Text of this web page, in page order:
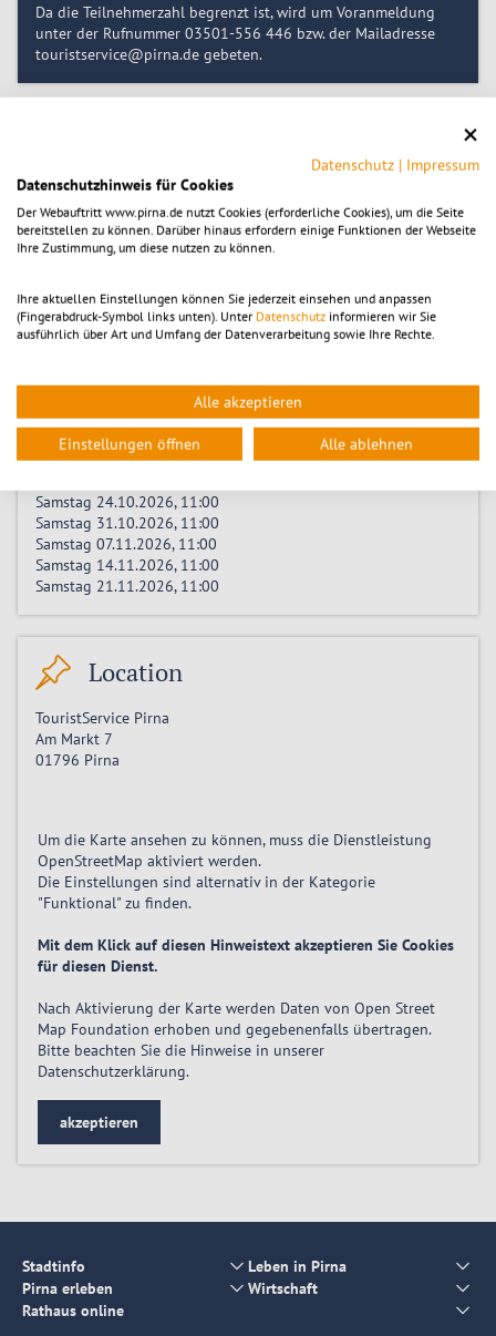
Da die Teilnehmerzahl begrenzt ist, wird um Voranmeldung
unter der Rufnummer 03501-556 446 bzw. der Mailadresse
touristservice@pirna.de gebeten.
Samstag 11.07.2026, 11:00-12:30
Samstag 18.07.2026, 11:00
Samstag 25.07.2026, 11:00
Samstag 01.08.2026, 11:00
Samstag 15.08.2026, 11:00
Samstag 22.08.2026, 11:00
Samstag 29.08.2026, 11:00
Samstag 19.09.2026, 11:00
Samstag 26.09.2026, 11:00
Samstag 03.10.2026, 11:00
Samstag 10.10.2026, 11:00
Samstag 24.10.2026, 11:00
Samstag 31.10.2026, 11:00
Samstag 07.11.2026, 11:00
Samstag 14.11.2026, 11:00
Samstag 21.11.2026, 11:00
Location
TouristService Pirna
Am Markt 7
01796 Pirna
Um die Karte ansehen zu können, muss die Dienstleistung
OpenStreetMap aktiviert werden.
Die Einstellungen sind alternativ in der Kategorie
"Funktional" zu finden.
Mit dem Klick auf diesen Hinweistext akzeptieren Sie Cookies
für diesen Dienst.
Nach Aktivierung der Karte werden Daten von Open Street
Map Foundation erhoben und gegebenenfalls übertragen.
Bitte beachten Sie die Hinweise in unserer
Datenschutzerklärung.
akzeptieren
Stadtinfo
Leben in Pirna
Pirna erleben
Wirtschaft
Rathaus online
Datenschutz | Impressum
Datenschutzhinweis für Cookies
Der Webauftritt www.pirna.de nutzt Cookies (erforderliche Cookies), um die Seite
bereitstellen zu können. Darüber hinaus erfordern einige Funktionen der Webseite
Ihre Zustimmung, um diese nutzen zu können.
Ihre aktuellen Einstellungen können Sie jederzeit einsehen und anpassen
(Fingerabdruck-Symbol links unten). Unter Datenschutz informieren wir Sie
ausführlich über Art und Umfang der Datenverarbeitung sowie Ihre Rechte.
Alle akzeptieren
Einstellungen öffnen Alle ablehnen